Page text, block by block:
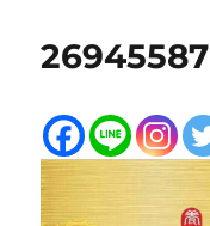
26945587